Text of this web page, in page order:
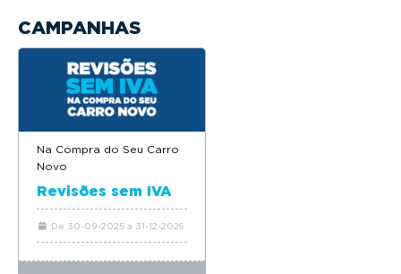
CAMPANHAS
Na Compra do Seu Carro
Novo
Revisões sem IVA
De 30-09-2025 a 31-12-2026